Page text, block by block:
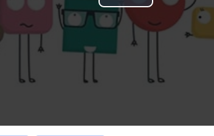
Play
Video